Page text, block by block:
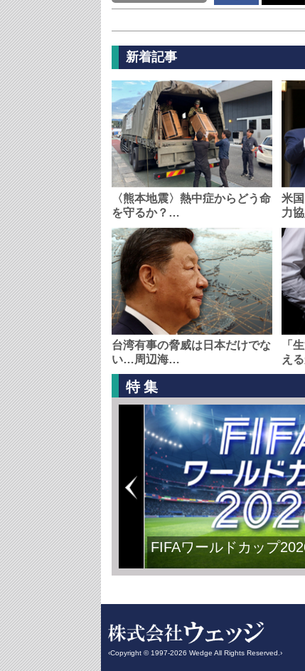
新着記事
〈熊本地震〉熱中症からどう命
を守るか？…
米
力
台湾有事の脅威は日本だけでな
い…周辺海…
「
え
特集
日本主導で平和の再構築
‹Copyright © 1997-2026 Wedge All Rights Reserved.›